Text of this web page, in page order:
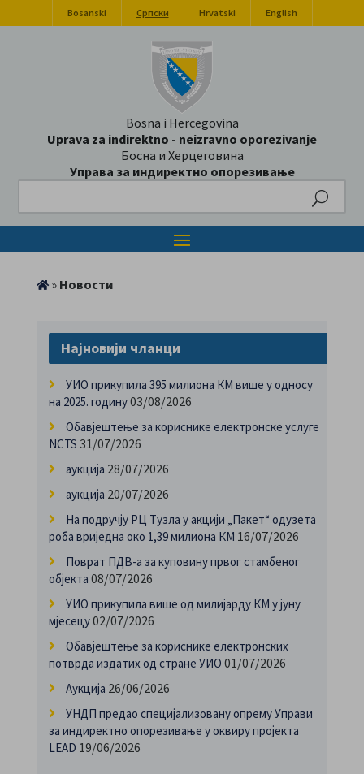
Bosanski Српски Hrvatski English
Bosna i Hercegovina
Uprava za indirektno - neizravno oporezivanje
Босна и Херцеговина
Управа за индиректно опорезивање
» Новости
Најновији чланци
УИО прикупила 395 милиона КМ више у односу
на 2025. годину03/08/2026
Обавјештење за кориснике електронске услуге
NCTS 31/07/2026
аукција 28/07/2026
аукција 20/07/2026
На подручју РЦ Тузла у акцији „Пакет“ одузета
роба вриједна око 1,39 милиона КМ 16/07/2026
Поврат ПДВ-а за куповину првог стамбеног
објекта 08/07/2026
УИО прикупила више од милијарду КМ у јуну
мјесецу02/07/2026
Обавјештење за кориснике електронских
потврда издатих од стране УИО 01/07/2026
Аукција 26/06/2026
УНДП предао специјализовану опрему Управи
за индиректно опорезивање у оквиру пројекта
LEAD 19/06/2026